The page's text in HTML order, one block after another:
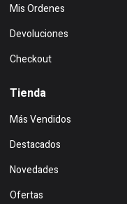
Mis Ordenes
Devoluciones
Checkout
Tienda
Más Vendidos
Destacados
Novedades
Ofertas